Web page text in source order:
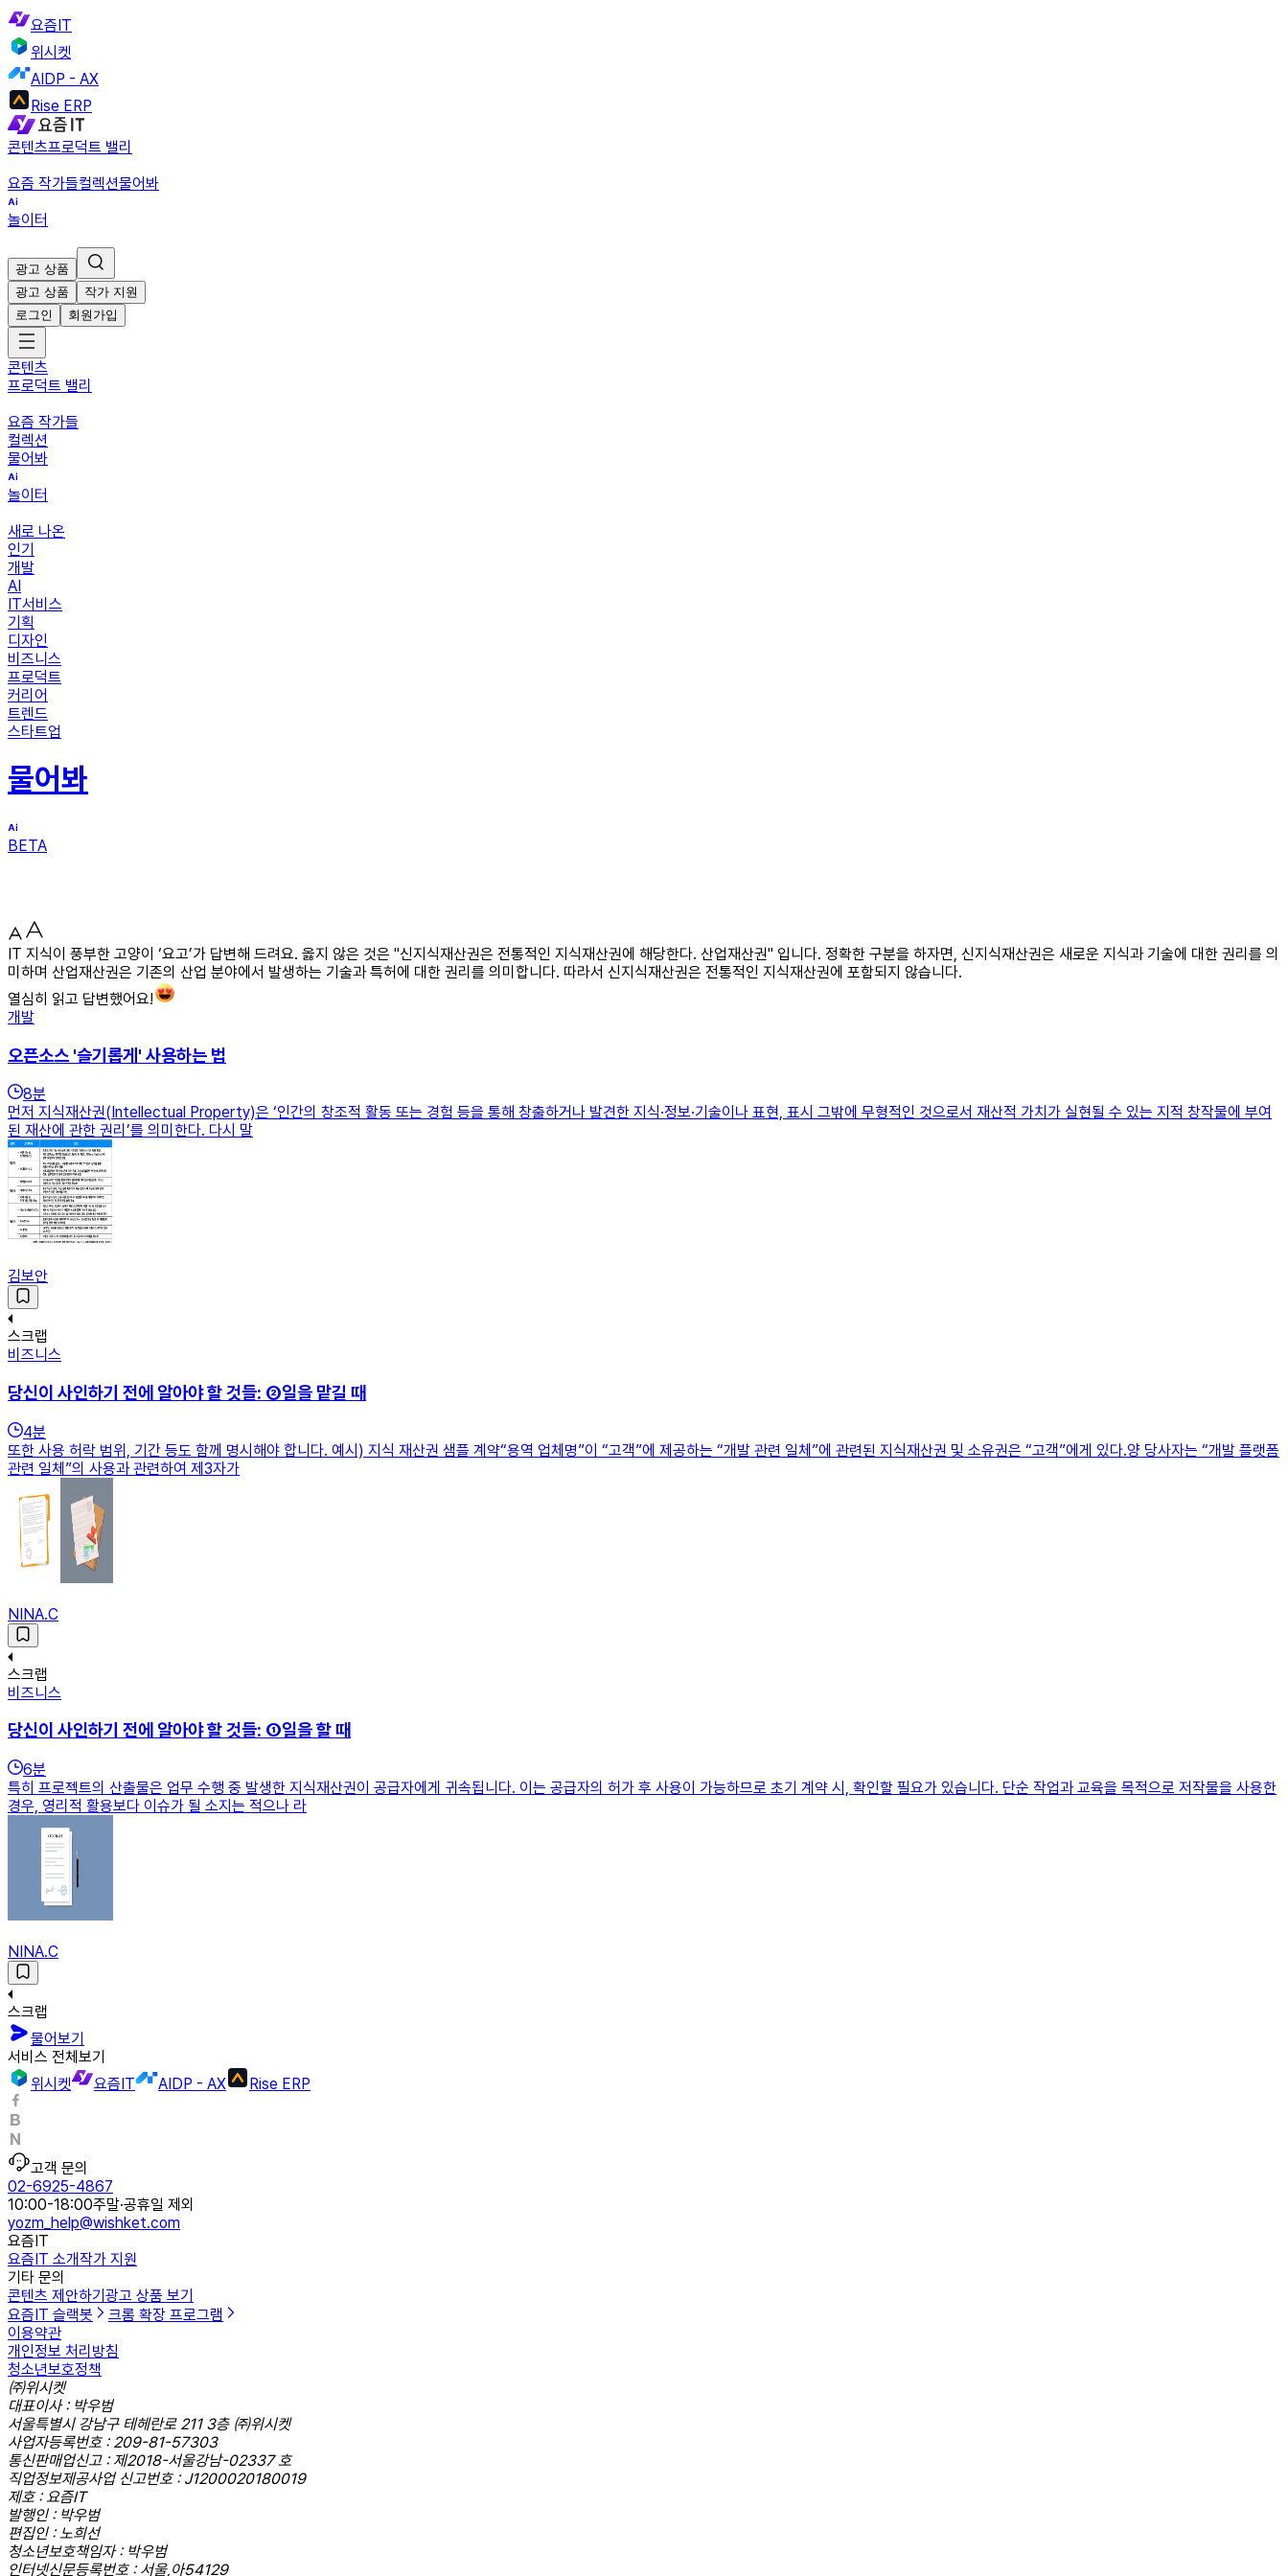
요즘IT
위시켓
AIDP - AX
Rise ERP
콘텐츠프로덕트 밸리
요즘 작가들컬렉션물어봐
놀이터
광고 상품
광고 상품
작가 지원
로그인
회원가입
콘텐츠
프로덕트 밸리
요즘 작가들
컬렉션
물어봐
놀이터
새로 나온
인기
개발
AI
IT서비스
기획
디자인
비즈니스
프로덕트
커리어
트렌드
스타트업
물어봐
BETA
IT 지식이 풍부한 고양이 ‘요고’가 답변해 드려요. 옳지 않은 것은 "신지식재산권은 전통적인 지식재산권에 해당한다. 산업재산권" 입니다. 정확한 구분을 하자면, 신지식재산권은 새로운 지식과 기술에 대한 권리를 의
미하며 산업재산권은 기존의 산업 분야에서 발생하는 기술과 특허에 대한 권리를 의미합니다. 따라서 신지식재산권은 전통적인 지식재산권에 포함되지 않습니다.
열심히 읽고 답변했어요!
개발
오픈소스 '슬기롭게' 사용하는 법
8분
먼저 지식재산권(Intellectual Property)은 ‘인간의 창조적 활동 또는 경험 등을 통해 창출하거나 발견한 지식·정보·기술이나 표현, 표시 그밖에 무형적인 것으로서 재산적 가치가 실현될 수 있는 지적 창작물에 부여
된 재산에 관한 권리’를 의미한다. 다시 말
김보안
스크랩
비즈니스
당신이 사인하기 전에 알아야 할 것들: ②일을 맡길 때
4분
또한 사용 허락 범위, 기간 등도 함께 명시해야 합니다. 예시) 지식 재산권 샘플 계약“용역 업체명”이 “고객”에 제공하는 “개발 관련 일체”에 관련된 지식재산권 및 소유권은 “고객”에게 있다.양 당사자는 “개발 플랫폼
관련 일체”의 사용과 관련하여 제3자가
NINA.C
스크랩
비즈니스
당신이 사인하기 전에 알아야 할 것들: ①일을 할 때
6분
특히 프로젝트의 산출물은 업무 수행 중 발생한 지식재산권이 공급자에게 귀속됩니다. 이는 공급자의 허가 후 사용이 가능하므로 초기 계약 시, 확인할 필요가 있습니다. 단순 작업과 교육을 목적으로 저작물을 사용한
경우, 영리적 활용보다 이슈가 될 소지는 적으나 라
NINA.C
스크랩
물어보기
서비스 전체보기
위시켓
요즘IT AIDP - AX Rise ERP
고객 문의
02-6925-4867
10:00-18:00주말·공휴일 제외
yozm_help@wishket.com
요즘IT
요즘IT 소개작가 지원
기타 문의
콘텐츠 제안하기 광고 상품 보기
요즘IT 슬랙봇
크롬 확장 프로그램
이용약관
개인정보 처리방침
청소년보호정책
㈜위시켓
대표이사 : 박우범
서울특별시 강남구 테헤란로 211 3층 ㈜위시켓
사업자등록번호 : 209-81-57303
통신판매업신고 : 제2018-서울강남-02337 호
직업정보제공사업 신고번호 : J1200020180019
제호 : 요즘IT
발행인 : 박우범
편집인 : 노희선
청소년보호책임자 : 박우범
인터넷신문등록번호 : 서울,아54129